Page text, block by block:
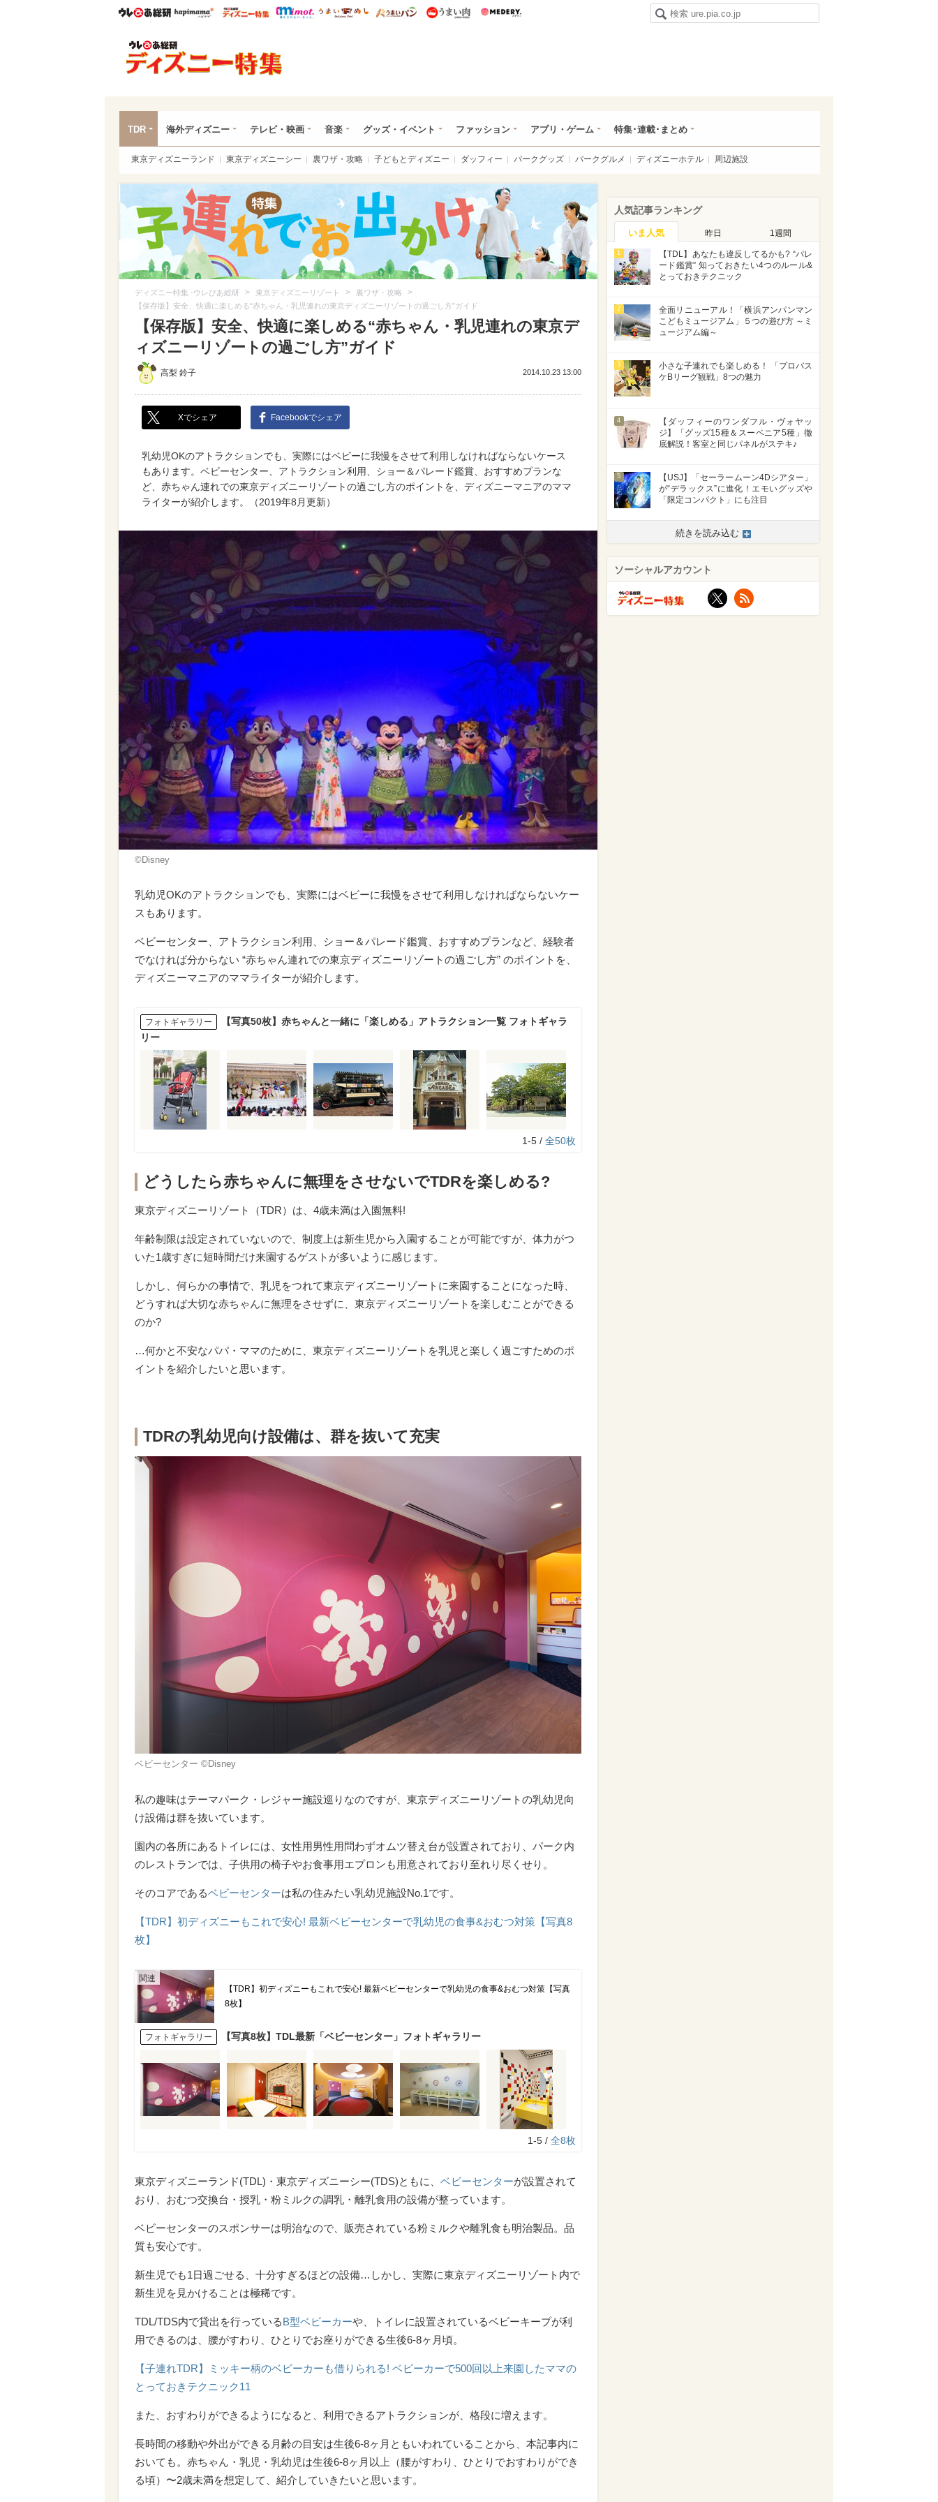
ウレぴあ総研ハピママ* ウレぴあ総研 ディズニー特集
mimot. うまいめし うまいパン うまい肉
TDR 海外ディズニー テレビ・映画 音楽 グッズ・イベント ファッション アプリ・ゲーム 特集･連載･まとめ
東京ディズニーランド 東京ディズニーシー 裏ワザ・攻略 子どもとディズニー ダッフィー パークグッズ パークグルメ ディズニーホテル 周辺施設
ディズニー特集 -ウレぴあ総研 > 東京ディズニーリゾート > 裏ワザ・攻略 >
【保存版】安全、快適に楽しめる“赤ちゃん・乳児連れの東京ディズニーリゾートの過ごし方”ガイド
【保存版】安全、快適に楽しめる“赤ちゃん・乳児連れの東京デ
ィズニーリゾートの過ごし方”ガイド
高梨 鈴子 2014.10.23 13:00
Xでシェア Facebookでシェア
乳幼児OKのアトラクションでも、実際にはベビーに我慢をさせて利用しなければならないケース
もあります。ベビーセンター、アトラクション利用、ショー＆パレード鑑賞、おすすめプランな
ど、赤ちゃん連れでの東京ディズニーリゾートの過ごし方のポイントを、ディズニーマニアのママ
ライターが紹介します。（2019年8月更新）
©︎Disney
乳幼児OKのアトラクションでも、実際にはベビーに我慢をさせて利用しなければならないケー
スもあります。
ベビーセンター、アトラクション利用、ショー＆パレード鑑賞、おすすめプランなど、経験者
でなければ分からない “赤ちゃん連れでの東京ディズニーリゾートの過ごし方” のポイントを、
ディズニーマニアのママライターが紹介します。
フォトギャラリー
【写真50枚】赤ちゃんと一緒に「楽しめる」アトラクション一覧 フォトギャラ
リー
1-5 / 全50枚
どうしたら赤ちゃんに無理をさせないでTDRを楽しめる?
東京ディズニーリゾート（TDR）は、4歳未満は入園無料!
年齢制限は設定されていないので、制度上は新生児から入園することが可能ですが、体力がつ
いた1歳すぎに短時間だけ来園するゲストが多いように感じます。
しかし、何らかの事情で、乳児をつれて東京ディズニーリゾートに来園することになった時、
どうすれば大切な赤ちゃんに無理をさせずに、東京ディズニーリゾートを楽しむことができる
のか?
…何かと不安なパパ・ママのために、東京ディズニーリゾートを乳児と楽しく過ごすためのポ
イントを紹介したいと思います。
TDRの乳幼児向け設備は、群を抜いて充実
ベビーセンター ©︎Disney
私の趣味はテーマパーク・レジャー施設巡りなのですが、東京ディズニーリゾートの乳幼児向
け設備は群を抜いています。
園内の各所にあるトイレには、女性用男性用問わずオムツ替え台が設置されており、パーク内
のレストランでは、子供用の椅子やお食事用エプロンも用意されており至れり尽くせり。
そのコアであるベビーセンターは私の住みたい乳幼児施設No.1です。
【TDR】初ディズニーもこれで安心! 最新ベビーセンターで乳幼児の食事&おむつ対策【写真8
枚】
【TDR】初ディズニーもこれで安心! 最新ベビーセンターで乳幼児の食事&おむつ対策【写真
8枚】
フォトギャラリー 【写真8枚】TDL最新「ベビーセンター」フォトギャラリー
1-5 / 全8枚
東京ディズニーランド(TDL)・東京ディズニーシー(TDS)ともに、 ベビーセンターが設置されて
おり、おむつ交換台・授乳・粉ミルクの調乳・離乳食用の設備が整っています。
ベビーセンターのスポンサーは明治なので、販売されている粉ミルクや離乳食も明治製品。品
質も安心です。
新生児でも1日過ごせる、十分すぎるほどの設備…しかし、実際に東京ディズニーリゾート内で
新生児を見かけることは極稀です。
TDL/TDS内で貸出を行っているB型ベビーカーや、トイレに設置されているベビーキープが利
用できるのは、腰がすわり、ひとりでお座りができる生後6-8ヶ月頃。
【子連れTDR】ミッキー柄のベビーカーも借りられる! ベビーカーで500回以上来園したママの
とっておきテクニック11
また、おすわりができるようになると、利用できるアトラクションが、格段に増えます。
長時間の移動や外出ができる月齢の目安は生後6-8ヶ月ともいわれていることから、本記事内に
おいても。赤ちゃん・乳児・乳幼児は生後6-8ヶ月以上（腰がすわり、ひとりでおすわりができ
る頃）〜2歳未満を想定して、紹介していきたいと思います。
人気記事ランキング
いま人気 昨日 1週間
1
【TDL】あなたも違反してるかも? “パレ
ード鑑賞” 知っておきたい4つのルール&
とっておきテクニック
2
全面リニューアル！「横浜アンパンマン
こどもミュージアム」５つの遊び方 ～ミ
ュージアム編～
3
小さな子連れでも楽しめる！ 「プロバス
ケBリーグ観戦」8つの魅力
4
【ダッフィーのワンダフル・ヴォヤッ
ジ】「グッズ15種＆スーベニア5種」徹
底解説！客室と同じパネルがステキ♪
5
【USJ】「セーラームーン4Dシアター」
が“デラックス”に進化！エモいグッズや
「限定コンパクト」にも注目
続きを読み込む
ソーシャルアカウント
X